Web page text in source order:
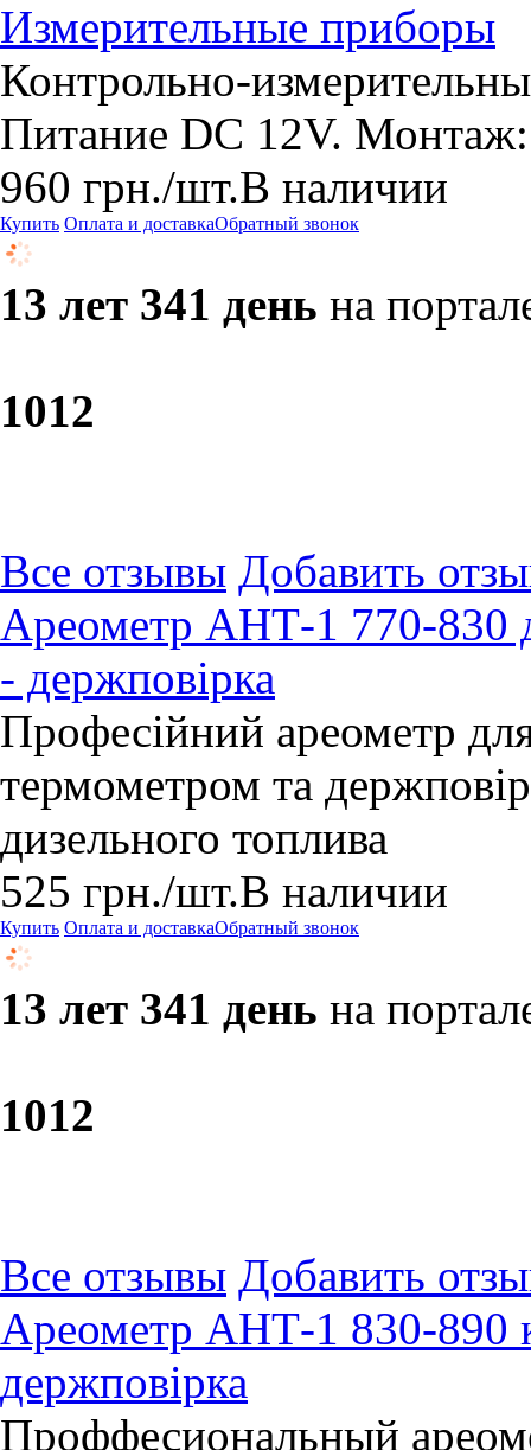
Измерительные приборы
Контрольно-
Питание DC 12V.
960 грн./шт.В наличии
Купить Оплата и доставкаОбратный звонок
13 лет 341 день на
1012
Все отзывы Добавить
Ареометр АНТ-1 770-830
- держповірка
Професійний ареометр
термометром та
дизельного топлива
525 грн./шт.В наличии
Купить Оплата и доставкаОбратный звонок
13 лет 341 день на
1012
Все отзывы Добавить
Ареометр АНТ-1 830-890
держповірка
Проффесиональный